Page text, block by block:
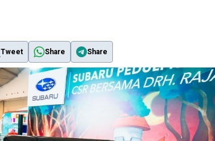
Tweet Share Share